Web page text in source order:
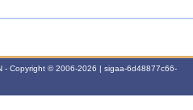
- Copyright © 2006-2026 | sigaa-6d48877c66-